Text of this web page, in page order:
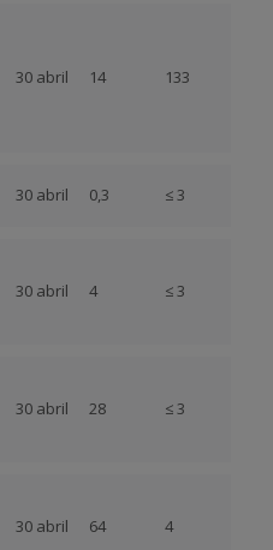
30 abril 14 133
30 abril 0,3 ≤ 3
30 abril 4 ≤ 3
30 abril 28 ≤ 3
30 abril 64 4